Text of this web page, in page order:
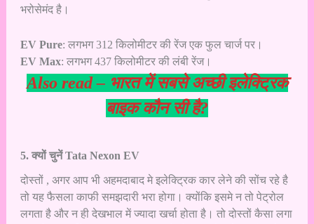
भरोसेमंद है।
EV Pure: लगभग 312 किलोमीटर की रेंज एक फुल चार्ज पर।
EV Max: लगभग 437 किलोमीटर की लंबी रेंज।
Also read – भारत में सबसे अच्छी इलेक्ट्रिक
बाइक कौन सी है?
5. क्यों चुनें Tata Nexon EV
दोस्तों , अगर आप भी अहमदाबाद मे इलेक्ट्रिक कार लेने की सोंच रहे है
तो यह फैसला काफी समझदारी भरा होगा। क्योंकि इसमे न तो पेट्रोल
लगता है और न ही देखभाल में ज्यादा खर्चा होता है। तो दोस्तों कैसा लगा